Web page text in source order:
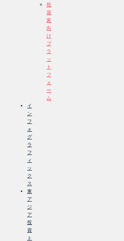
投
資
家
向
け
プ
ラ
ッ
ト
フ
ォ
ー
ム
イ
ン
フ
ォ
グ
ラ
フ
ィ
ッ
ク
ス
東
ア
ジ
ア
投
資
ト